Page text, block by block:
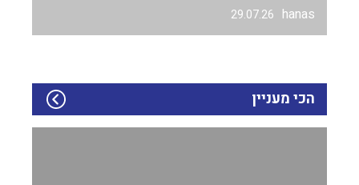
hanas
29.07.26
הכי מעניין